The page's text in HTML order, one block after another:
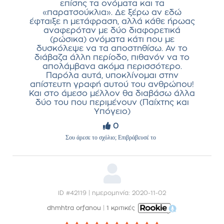
επίσης τα ονόματα και τα
«παρατσούκλια». Δε ξέρω αν εδώ
έφταιξε η μετάφραση, αλλά κάθε ήρωας
αναφερόταν με δύο διαφορετικά
(ρώσικα) ονόματα κάτι που με
δυσκόλεψε να τα αποστηθίσω. Αν το
διάβαζα άλλη περίοδο, πιθανόν να το
απολάμβανα ακόμα περισσότερο.
Παρόλα αυτά, υποκλίνομαι στην
απίστευτη γραφή αυτού του ανθρώπου!
Και στο άμεσο μέλλον θα διαβάσω άλλα
δύο του που περιμένουν (Παίχτης και
Υπόγειο)
0
Σου άρεσε το σχόλιο; Επιβράβευσέ το
ID #42119 | ημερομηνία: 2020-11-02
dhmhtra orfanou 1 κριτικές